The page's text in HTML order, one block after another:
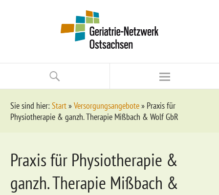
Sie sind hier: Start»Versorgungsangebote» Praxis für
Physiotherapie & ganzh. Therapie Mißbach & Wolf GbR
Praxis für Physiotherapie &
ganzh. Therapie Mißbach &